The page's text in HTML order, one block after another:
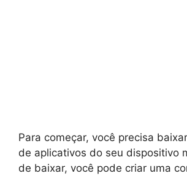
Para começar, você precisa
de aplicativos do seu dispositivo
de baixar, você pode criar uma